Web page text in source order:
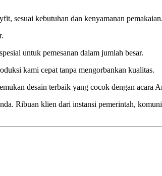
sesuai kebutuhan dan kenyamanan pemakaian.
untuk pemesanan dalam jumlah besar.
kami cepat tanpa mengorbankan kualitas.
desain terbaik yang cocok dengan acara
Ribuan klien dari instansi pemerintah,